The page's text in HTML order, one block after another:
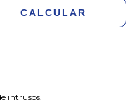
CALCULAR
intrusos.